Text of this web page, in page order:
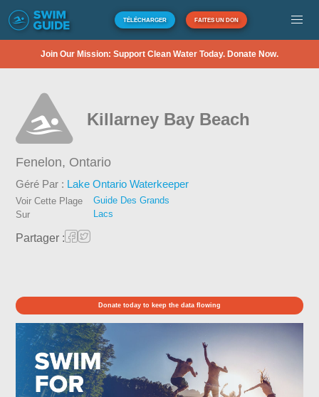
TÉLÉCHARGER FAITES UN DON
Join Our Mission: Support Clean Water Today. Donate Now.
Killarney Bay Beach
Fenelon, Ontario
Géré Par : Lake Ontario Waterkeeper
Voir Cette Plage
Sur
Guide Des Grands
Lacs
Partager :
Donate today to keep the data flowing